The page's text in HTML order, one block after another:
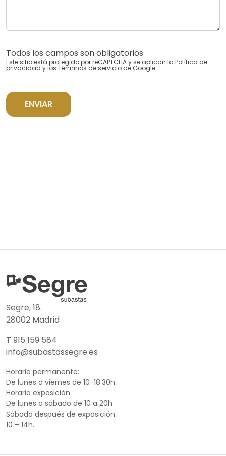
Todos los campos son obligatorios
Este sitio está protegido por reCAPTCHA y se aplican la Política de
privacidad y los Términos de servicio de Google.
ENVIAR
Segre, 18.
28002 Madrid
T 915 159 584
info@subastassegre.es
Horario permanente:
De lunes a viernes de 10-18.30h.
Horario exposición:
De lunes a sábado de 10 a 20h
Sábado después de exposición:
10 – 14h.